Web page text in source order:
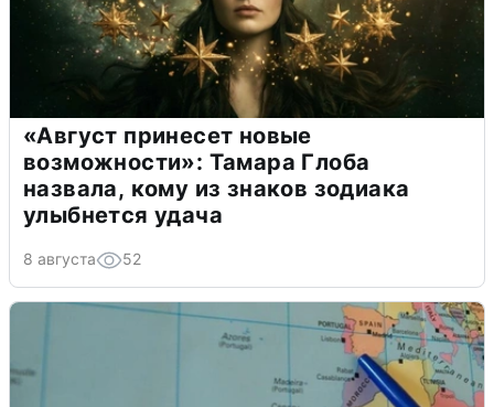
«Август принесет новые
возможности»: Тамара Глоба
назвала, кому из знаков зодиака
улыбнется удача
8 августа 52